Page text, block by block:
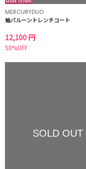
MERCURYDUO
袖バルーントレンチコート
12,100 円
50%OFF
SOLD OUT